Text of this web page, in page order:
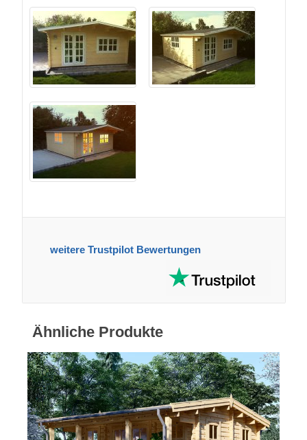
weitere Trustpilot Bewertungen
Ähnliche Produkte